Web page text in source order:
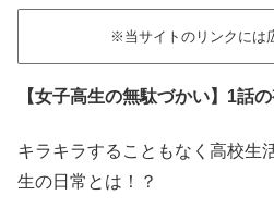
※当サイトのリンクには
【女子高生の無駄づかい】1話
キラキラすることもなく高校生
生の日常とは！？